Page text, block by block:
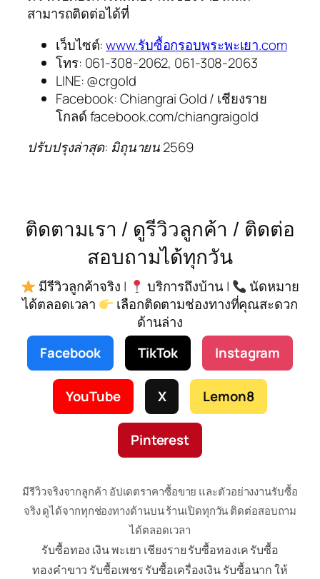
สามารถติดต่อได้ที่
เว็บไซต์:www.รับซื้อกรอบพระพะเยา.com
โทร: 061-308-2062, 061-308-2063
LINE: @crgold
Facebook: Chiangrai Gold / เชียงราย
โกลด์ facebook.com/chiangraigold
ปรับปรุงล่าสุด: มิถุนายน 2569
ติดตามเรา / ดูรีวิวลูกค้า / ติดต่อ
สอบถามได้ทุกวัน
มีรีวิวลูกค้าจริง | บริการถึงบ้าน |
นัดหมาย
ได้ตลอดเวลา
เลือกติดตามช่องทางที่คุณสะดวก
ด้านล่าง
Facebook
TikTok Instagram
YouTube X Lemon8
Pinterest
มีรีวิวจริงจากลูกค้า อัปเดตราคาซื้อขาย และตัวอย่างงานรับซื้อ
จริง ดูได้จากทุกช่องทางด้านบน ร้านเปิดทุกวัน ติดต่อสอบถาม
ได้ตลอดเวลา
รับซื้อทอง เงิน พะเยา เชียงราย รับซื้อทองเค รับซื้อ
ทองคำขาว รับซื้อเพชร รับซื้อเครื่องเงิน รับซื้อนาก ให้